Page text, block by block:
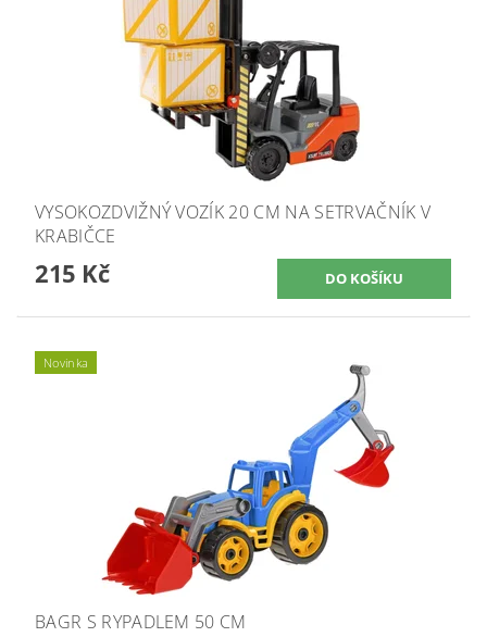
VYSOKOZDVIŽNÝ VOZÍK 20 CM NA SETRVAČNÍK V
KRABIČCE
215 Kč
Novinka
BAGR S RYPADLEM 50 CM